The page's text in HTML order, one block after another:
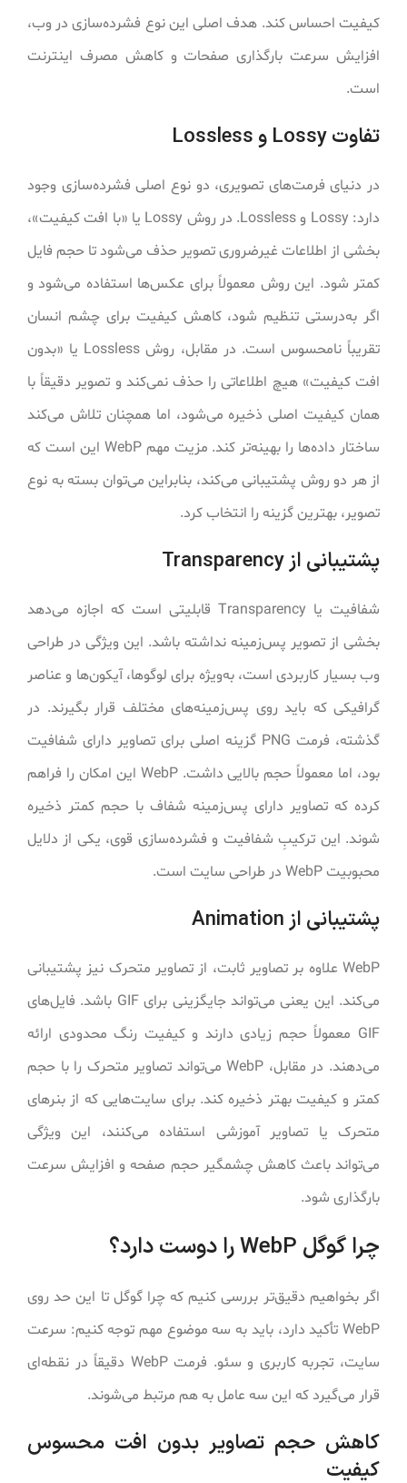
کیفیت احساس کند. هدف اصلی این نوع فشرده‌سازی در وب،
افزایش سرعت بارگذاری صفحات و کاهش مصرف اینترنت
است.
تفاوت Lossy و Lossless
در دنیای فرمت‌های تصویری، دو نوع اصلی فشرده‌سازی وجود
دارد: Lossy و Lossless. در روش Lossy یا «با افت کیفیت»،
بخشی از اطلاعات غیرضروری تصویر حذف می‌شود تا حجم فایل
کمتر شود. این روش معمولاً برای عکس‌ها استفاده می‌شود و
اگر به‌درستی تنظیم شود، کاهش کیفیت برای چشم انسان
تقریباً نامحسوس است. در مقابل، روش Lossless یا «بدون
افت کیفیت» هیچ اطلاعاتی را حذف نمی‌کند و تصویر دقیقاً با
همان کیفیت اصلی ذخیره می‌شود، اما همچنان تلاش می‌کند
ساختار داده‌ها را بهینه‌تر کند. مزیت مهم WebP این است که
از هر دو روش پشتیبانی می‌کند، بنابراین می‌توان بسته به نوع
تصویر، بهترین گزینه را انتخاب کرد.
پشتیبانی از Transparency
شفافیت یا Transparency قابلیتی است که اجازه می‌دهد
بخشی از تصویر پس‌زمینه نداشته باشد. این ویژگی در طراحی
وب بسیار کاربردی است، به‌ویژه برای لوگوها، آیکون‌ها و عناصر
گرافیکی که باید روی پس‌زمینه‌های مختلف قرار بگیرند. در
گذشته، فرمت PNG گزینه اصلی برای تصاویر دارای شفافیت
بود، اما معمولاً حجم بالایی داشت. WebP این امکان را فراهم
کرده که تصاویر دارای پس‌زمینه شفاف با حجم کمتر ذخیره
شوند. این ترکیبِ شفافیت و فشرده‌سازی قوی، یکی از دلایل
محبوبیت WebP در طراحی سایت است.
پشتیبانی از Animation
WebP علاوه بر تصاویر ثابت، از تصاویر متحرک نیز پشتیبانی
می‌کند. این یعنی می‌تواند جایگزینی برای GIF باشد. فایل‌های
GIF معمولاً حجم زیادی دارند و کیفیت رنگ محدودی ارائه
می‌دهند. در مقابل، WebP می‌تواند تصاویر متحرک را با حجم
کمتر و کیفیت بهتر ذخیره کند. برای سایت‌هایی که از بنرهای
متحرک یا تصاویر آموزشی استفاده می‌کنند، این ویژگی
می‌تواند باعث کاهش چشمگیر حجم صفحه و افزایش سرعت
بارگذاری شود.
چرا گوگل WebP را دوست دارد؟
اگر بخواهیم دقیق‌تر بررسی کنیم که چرا گوگل تا این حد روی
WebP تأکید دارد، باید به سه موضوع مهم توجه کنیم: سرعت
سایت، تجربه کاربری و سئو. فرمت WebP دقیقاً در نقطه‌ای
قرار می‌گیرد که این سه عامل به هم مرتبط می‌شوند.
کاهش حجم تصاویر بدون افت محسوس
کیفیت